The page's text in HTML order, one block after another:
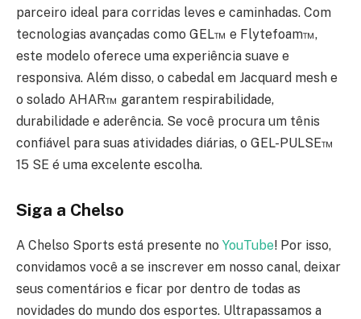
parceiro ideal para corridas leves e caminhadas. Com
tecnologias avançadas como GEL™ e Flytefoam™,
este modelo oferece uma experiência suave e
responsiva. Além disso, o cabedal em Jacquard mesh e
o solado AHAR™ garantem respirabilidade,
durabilidade e aderência. Se você procura um tênis
confiável para suas atividades diárias, o GEL-PULSE™
15 SE é uma excelente escolha.
Siga a Chelso
A Chelso Sports está presente no YouTube! Por isso,
convidamos você a se inscrever em nosso canal, deixar
seus comentários e ficar por dentro de todas as
novidades do mundo dos esportes. Ultrapassamos a